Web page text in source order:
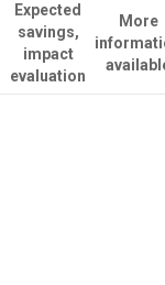
Expected
savings,
impact
evaluation
More